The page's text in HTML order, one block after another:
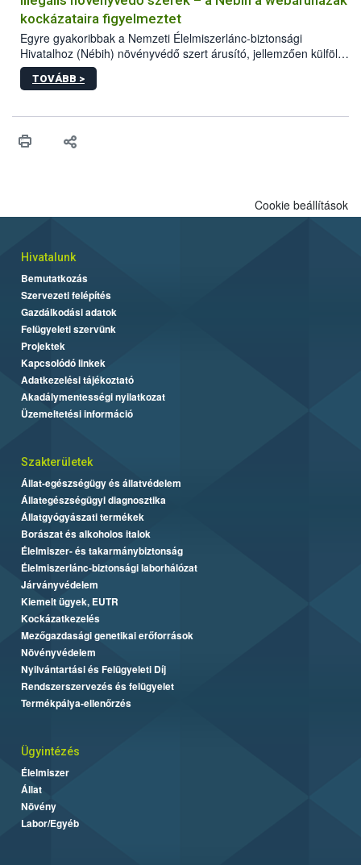
betartása.
kockázataira figyelmeztet
Egyre gyakoribbak a Nemzeti Élelmiszerlánc-biztonsági
Hivatalhoz (Nébih) növényvédő szert árusító, jellemzően külföldi
honlapok kapcsán érkező bejelentések. Emellett az ilyen
termékeket kínáló kéretlen online reklámok mennyisége is
összegyűjtötte az illegális növényvédő szerek kapcsán
vásárlás kockázatait.
TOVÁBB >
Cookie beállítások
Hivatalunk
Bemutatkozás
Szervezeti felépítés
Gazdálkodási adatok
Felügyeleti szervünk
Projektek
Kapcsolódó linkek
Adatkezelési tájékoztató
Akadálymentességi nyilatkozat
Üzemeltetési információ
Szakterületek
Állat-egészségügy és állatvédelem
Állategészségügyi diagnosztika
Állatgyógyászati termékek
Borászat és alkoholos italok
Élelmiszer- és takarmánybiztonság
Élelmiszerlánc-biztonsági laborhálózat
Járványvédelem
Kiemelt ügyek, EUTR
Kockázatkezelés
Mezőgazdasági genetikai erőforrások
Növényvédelem
Nyilvántartási és Felügyeleti Díj
Rendszerszervezés és felügyelet
Termékpálya-ellenőrzés
Ügyintézés
Élelmiszer
Állat
Növény
Labor/Egyéb